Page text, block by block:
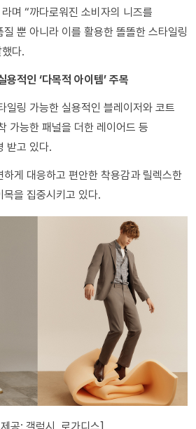
며 “까다로워진 소비자의 니즈를
뿐 아니라 이를 활용한 똘똘한 스타일링
다.
적인 ‘다목적 아이템’ 주목
일링 가능한 실용적인 블레이저와 코트
가능한 패널을 더한 레이어드 등
받고 있다.
게 대응하고 편안한 착용감과 릴렉스한
을 집중시키고 있다.